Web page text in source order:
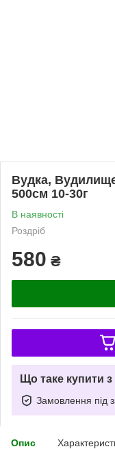
Вудка,
500см 10-30г
В наявності
Роздріб
580 ₴
Що таке купити
Замовлення під
Опис